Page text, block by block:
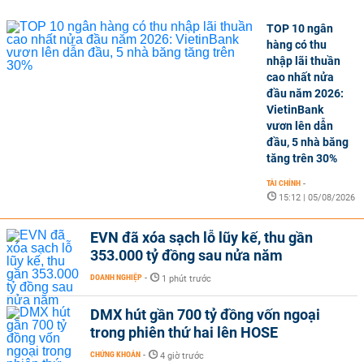
TOP 10 ngân
hàng có thu
nhập lãi thuần
cao nhất nửa
đầu năm 2026:
VietinBank
vươn lên dẫn
đầu, 5 nhà băng
tăng trên 30%
TÀI CHÍNH -
15:12 | 05/08/2026
EVN đã xóa sạch lỗ lũy kế, thu gần
353.000 tỷ đồng sau nửa năm
DOANH NGHIỆP - 1 phút trước
DMX hút gần 700 tỷ đồng vốn ngoại
trong phiên thứ hai lên HOSE
CHỨNG KHOÁN - 4 giờ trước